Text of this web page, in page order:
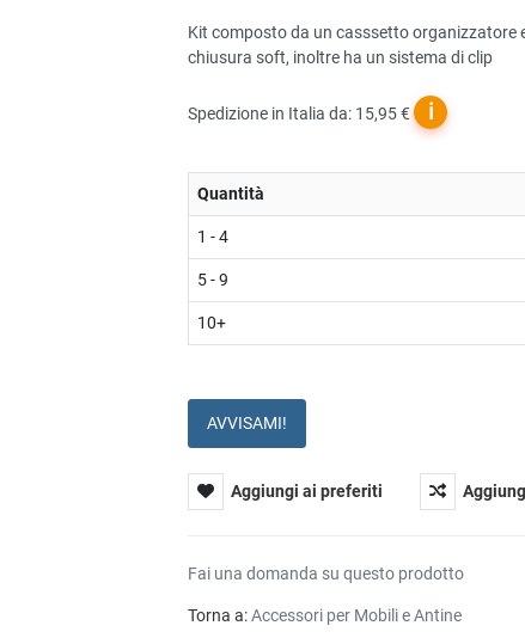
Kit composto da un casssetto organizzatore
chiusura soft, inoltre ha un sistema di clip
Spedizione in Italia da: 15,95 € ℹ
Quantità
1 - 4
5 - 9
10+
AVVISAMI!
Aggiungi ai preferiti
Fai una domanda su questo prodotto
Torna a:Accessori per Mobili e Antine